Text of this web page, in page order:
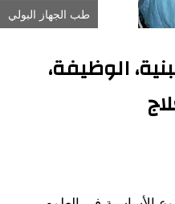
طب الجهاز البولي
الوظيفة،